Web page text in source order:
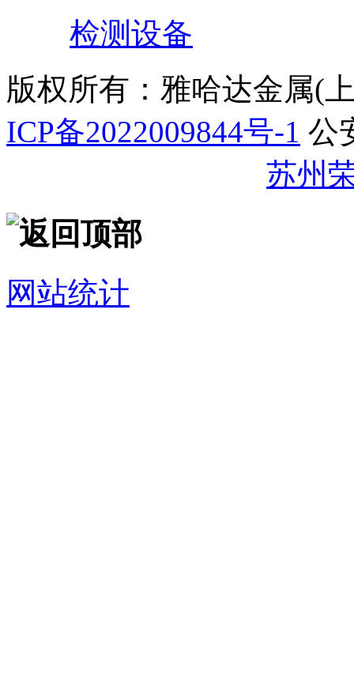
检测设备
版权所有：雅哈达金属(
ICP备2022009844号-1 公
苏州
网站统计